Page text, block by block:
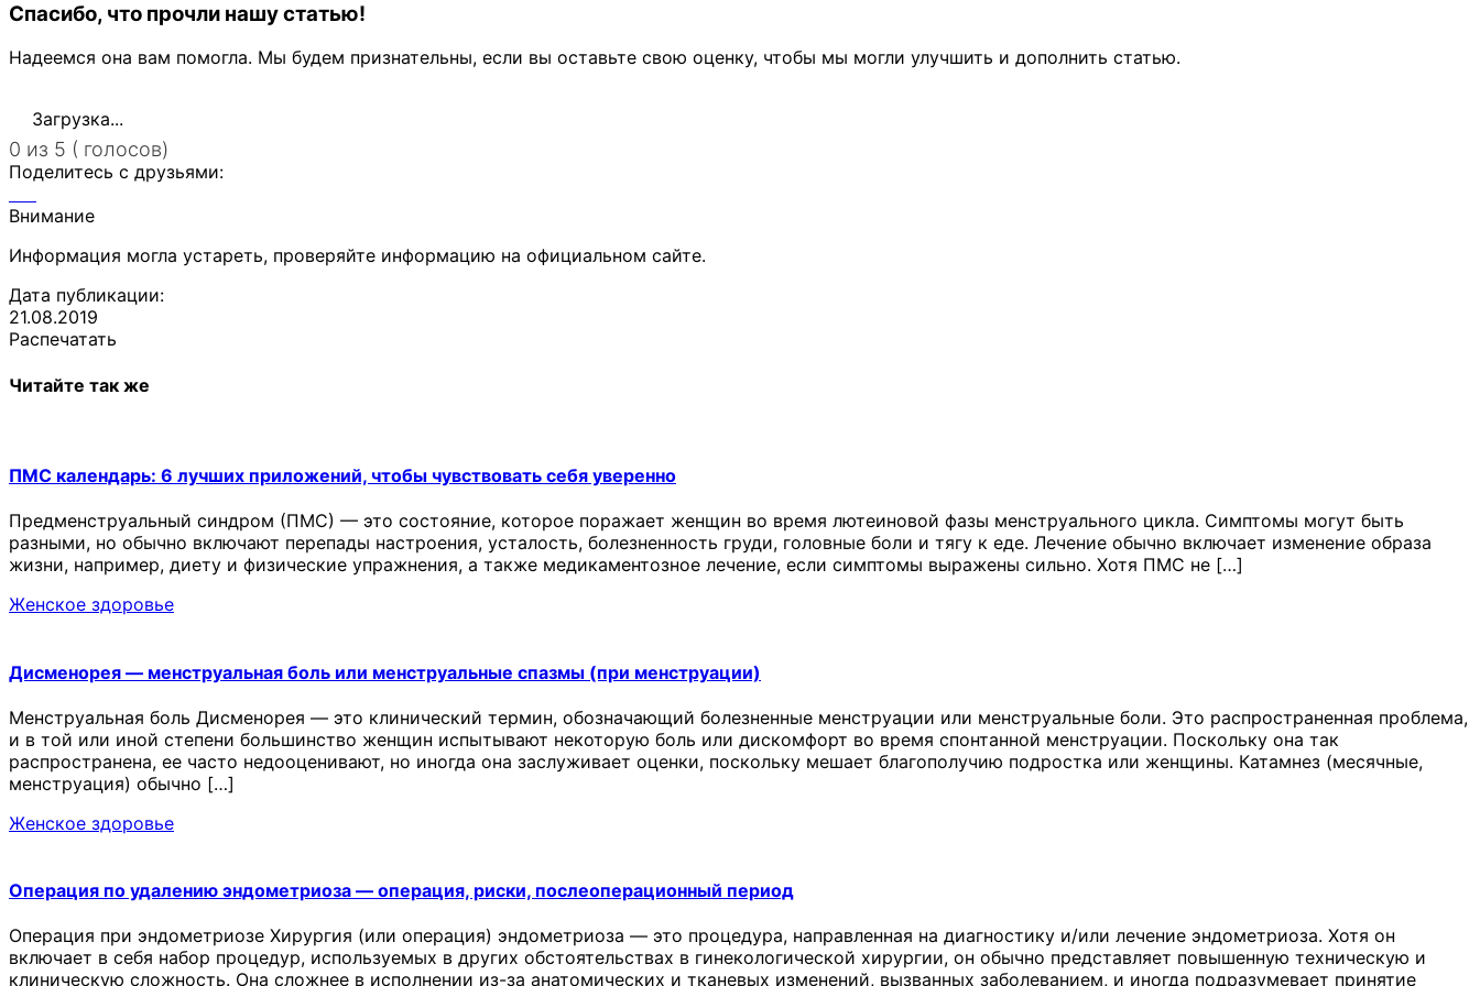
Спасибо, что прочли нашу статью!
Надеемся она вам помогла. Мы будем признательны, если вы оставьте свою оценку, чтобы мы могли улучшить и дополнить статью.
Загрузка...
0 из 5 ( голосов)
Поделитесь с друзьями:
Внимание
Информация могла устареть, проверяйте информацию на официальном сайте.
Дата публикации:
21.08.2019
Распечатать
Читайте так же
ПМС календарь: 6 лучших приложений, чтобы чувствовать себя уверенно
Предменструальный синдром (ПМС) — это состояние, которое поражает женщин во время лютеиновой фазы менструального цикла. Симптомы могут быть
разными, но обычно включают перепады настроения, усталость, болезненность груди, головные боли и тягу к еде. Лечение обычно включает изменение образа
жизни, например, диету и физические упражнения, а также медикаментозное лечение, если симптомы выражены сильно. Хотя ПМС не […]
Женское здоровье
Дисменорея — менструальная боль или менструальные спазмы (при менструации)
Менструальная боль Дисменорея — это клинический термин, обозначающий болезненные менструации или менструальные боли. Это распространенная проблема,
и в той или иной степени большинство женщин испытывают некоторую боль или дискомфорт во время спонтанной менструации. Поскольку она так
распространена, ее часто недооценивают, но иногда она заслуживает оценки, поскольку мешает благополучию подростка или женщины. Катамнез (месячные,
менструация) обычно […]
Женское здоровье
Операция по удалению эндометриоза — операция, риски, послеоперационный период
Операция при эндометриозе Хирургия (или операция) эндометриоза — это процедура, направленная на диагностику и/или лечение эндометриоза. Хотя он
включает в себя набор процедур, используемых в других обстоятельствах в гинекологической хирургии, он обычно представляет повышенную техническую и
клиническую сложность. Она сложнее в исполнении из-за анатомических и тканевых изменений, вызванных заболеванием, и иногда подразумевает принятие